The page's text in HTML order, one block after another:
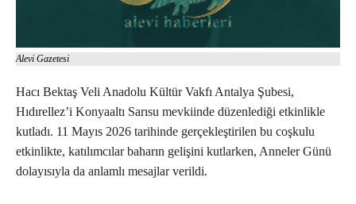
Alevi Gazetesi
Hacı Bektaş Veli Anadolu Kültür Vakfı Antalya Şubesi,
Hıdırellez’i Konyaaltı Sarısu mevkiinde düzenlediği etkinlikle
kutladı. 11 Mayıs 2026 tarihinde gerçekleştirilen bu coşkulu
etkinlikte, katılımcılar baharın gelişini kutlarken, Anneler Günü
dolayısıyla da anlamlı mesajlar verildi.